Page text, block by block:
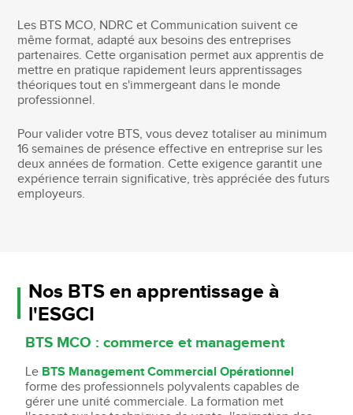
Les BTS MCO, NDRC et Communication suivent ce
même format, adapté aux besoins des entreprises
partenaires. Cette organisation permet aux apprentis de
mettre en pratique rapidement leurs apprentissages
théoriques tout en s'immergeant dans le monde
professionnel.
Pour valider votre BTS, vous devez totaliser au minimum
16 semaines de présence effective en entreprise sur les
deux années de formation. Cette exigence garantit une
expérience terrain significative, très appréciée des futurs
employeurs.
Nos BTS en apprentissage à
l'ESGCI
BTS MCO : commerce et management
Le BTS Management Commercial Opérationnel
forme des professionnels polyvalents capables de
gérer une unité commerciale. La formation met